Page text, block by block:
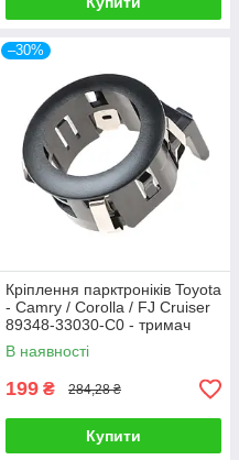
–30%
Кріплення парктроніків Toyota
- Camry / Corolla / FJ Cruiser
89348-33030-C0 - тримач
датчика паркування в
бампері
В наявності
199 ₴ 284,28 ₴
Купити